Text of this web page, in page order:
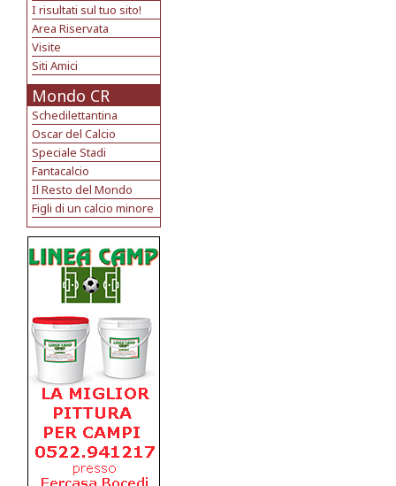
I risultati sul tuo sito!
Area Riservata
Visite
Siti Amici
Mondo CR
Schedilettantina
Oscar del Calcio
Speciale Stadi
Fantacalcio
Il Resto del Mondo
Figli di un calcio minore